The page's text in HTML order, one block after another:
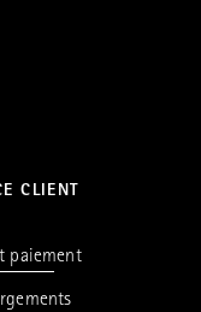
CLIENT
paiement